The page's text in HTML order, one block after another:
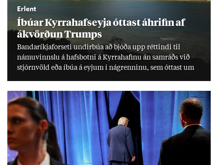
Erlent
Íbú­ar Kyrra­hafs­eyja ótt­ast áhrif­in af
ákvörð­un Trumps
Banda­ríkja­for­seti und­ir­búa að bjóða upp rétt­indi til
námu­vinnslu á hafs­botni á Kyrra­haf­inu án sam­ráðs við
stjórn­völd eða íbúa á eyj­um í ná­grenn­inu, sem ótt­ast um